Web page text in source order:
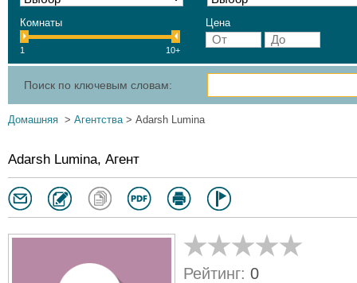
Комнаты
1 10+
Цена
Поиск по ключевым словам:
Домашняя > Агентства> Adarsh Lumina
Adarsh Lumina, Агент
Рейтинг: 0